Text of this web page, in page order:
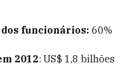
funcionários: 60%
2012: US$ 1,8 bilhões